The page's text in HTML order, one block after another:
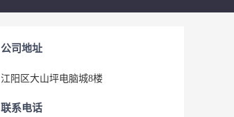
公司地址
江阳区大山坪电脑城8楼
联系电话